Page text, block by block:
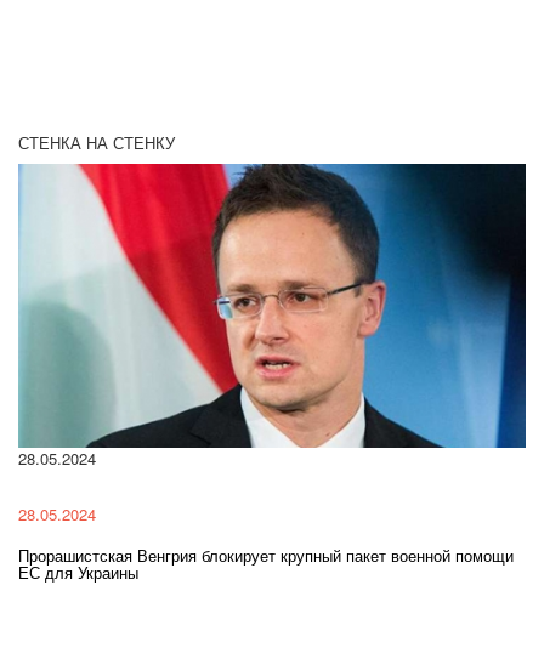
СТЕНКА НА СТЕНКУ
Венгрия блокирует крупный пакет военной помощи Нацполіція
разі мобілізації